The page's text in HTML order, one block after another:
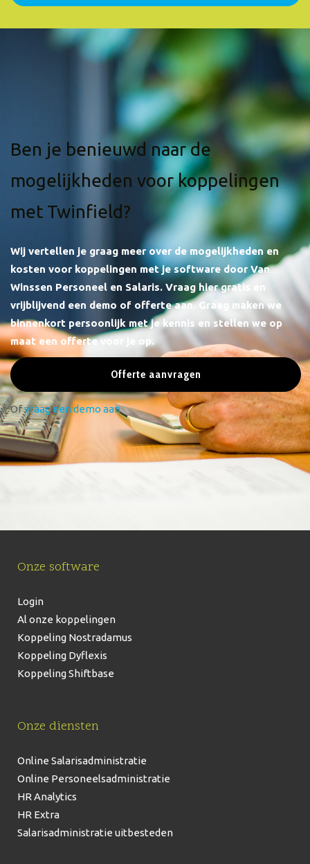
Ben je benieuwd naar de
mogelijkheden voor koppelingen
met Twinfield?
Wij vertellen je graag meer over de mogelijkheden en
kosten voor koppelingen met je software door Van
Winssen Personeel en Salaris. Vraag hier gratis en
vrijblijvend een demo of offerte aan. Graag maken we
binnenkort persoonlijk met je kennis en stellen we op
maat een offerte voor je op.
Offerte aanvragen
Ofvraag een demo aan
Onze software
Login
Al onze koppelingen
Koppeling Nostradamus
Koppeling Dyflexis
Koppeling Shiftbase
Onze diensten
Online Salarisadministratie
Online Personeelsadministratie
HR Analytics
HR Extra
Salarisadministratie uitbesteden